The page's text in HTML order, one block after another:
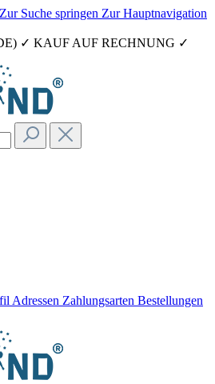
Zur Suche springen Zur Hauptnavigation
✓ KAUF AUF RECHNUNG ✓
Adressen Zahlungsarten Bestellungen